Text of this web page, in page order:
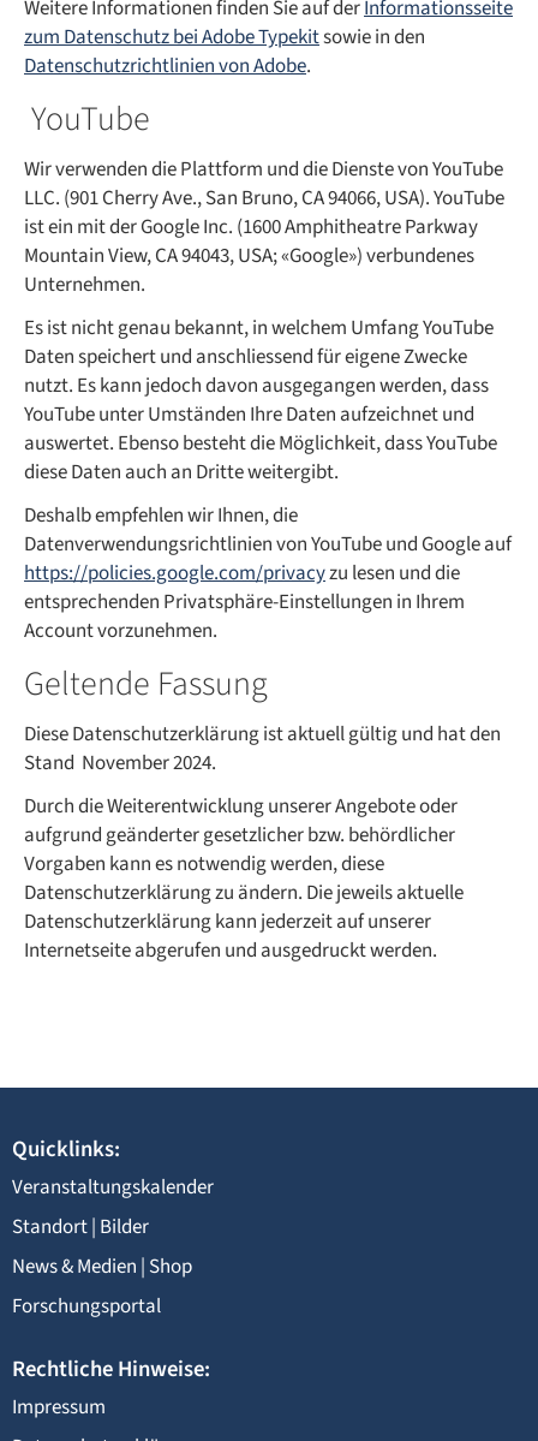
Weitere Informationen finden Sie auf derInformationsseite
zum Datenschutz bei Adobe Typekitsowie in den
Datenschutzrichtlinien von Adobe.
YouTube
Wir verwenden die Plattform und die Dienste von YouTube
LLC. (901 Cherry Ave., San Bruno, CA 94066, USA). YouTube
ist ein mit der Google Inc. (1600 Amphitheatre Parkway
Mountain View, CA 94043, USA; «Google») verbundenes
Unternehmen.
Es ist nicht genau bekannt, in welchem Umfang YouTube
Daten speichert und anschliessend für eigene Zwecke
nutzt. Es kann jedoch davon ausgegangen werden, dass
YouTube unter Umständen Ihre Daten aufzeichnet und
auswertet. Ebenso besteht die Möglichkeit, dass YouTube
diese Daten auch an Dritte weitergibt.
Deshalb empfehlen wir Ihnen, die
Datenverwendungsrichtlinien von YouTube und Google auf
https://policies.google.com/privacyzu lesen und die
entsprechenden Privatsphäre-Einstellungen in Ihrem
Account vorzunehmen.
Geltende Fassung
Diese Datenschutzerklärung ist aktuell gültig und hat den
Stand November 2024.
Durch die Weiterentwicklung unserer Angebote oder
aufgrund geänderter gesetzlicher bzw. behördlicher
Vorgaben kann es notwendig werden, diese
Datenschutzerklärung zu ändern. Die jeweils aktuelle
Datenschutzerklärung kann jederzeit auf unserer
Internetseite abgerufen und ausgedruckt werden.
Quicklinks:
Veranstaltungskalender
Standort| Bilder
News & Medien | Shop
Forschungsportal
Rechtliche Hinweise:
Impressum